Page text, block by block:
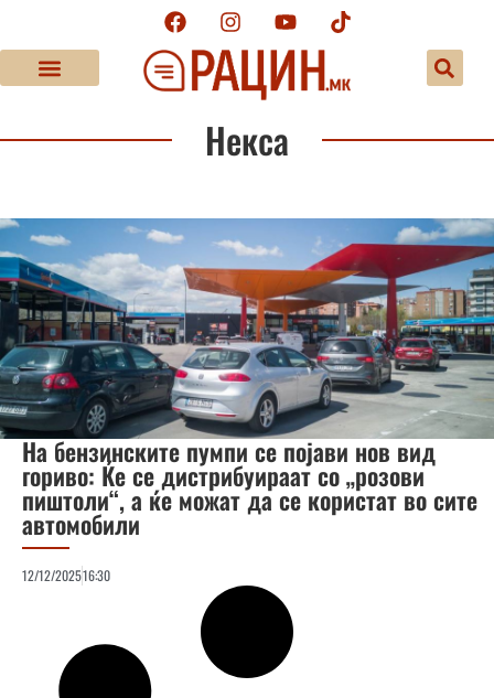
Некса
На бензинските пумпи се појави нов вид
гориво: Ќе се дистрибуираат со „розови
пиштоли“, а ќе можат да се користат во сите
автомобили
12/12/202516:30